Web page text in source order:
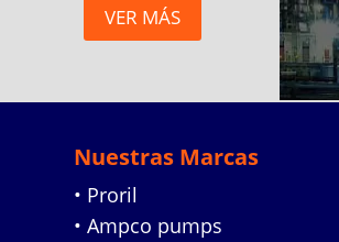
VER MÁS
Nuestras Marcas
• Proril
• Ampco pumps